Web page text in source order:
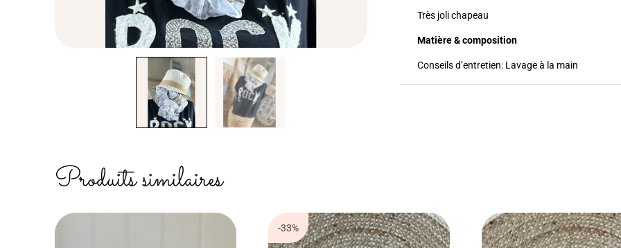
Très joli chapeau
Matière & composition
Conseils d’entretien: Lavage à la main
Produits similaires
-33%